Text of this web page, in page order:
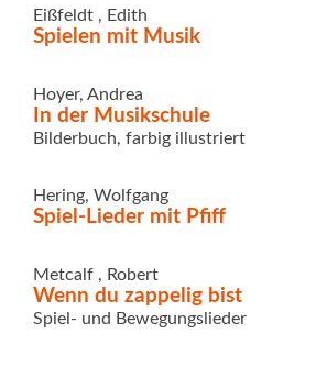
Eißfeldt , Edith
Spielen mit Musik
Hoyer, Andrea
In der Musikschule
Bilderbuch, farbig illustriert
Hering, Wolfgang
Spiel-Lieder mit Pfiff
Metcalf , Robert
Wenn du zappelig bist
Spiel- und Bewegungslieder